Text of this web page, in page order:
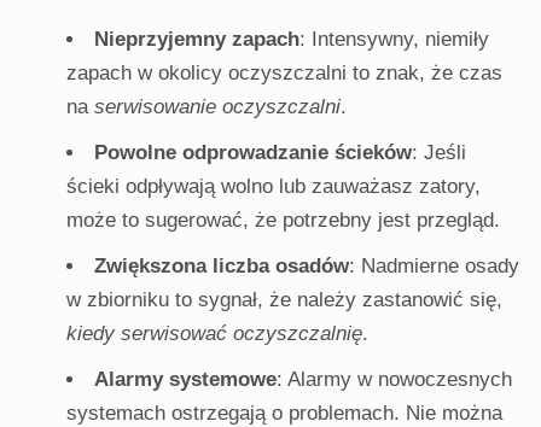
Nieprzyjemny zapach: Intensywny, niemiły
zapach w okolicy oczyszczalni to znak, że czas
na serwisowanie oczyszczalni.
Powolne odprowadzanie ścieków: Jeśli
ścieki odpływają wolno lub zauważasz zatory,
może to sugerować, że potrzebny jest przegląd.
Zwiększona liczba osadów: Nadmierne osady
w zbiorniku to sygnał, że należy zastanowić się,
kiedy serwisować oczyszczalnię.
Alarmy systemowe: Alarmy w nowoczesnych
systemach ostrzegają o problemach. Nie można